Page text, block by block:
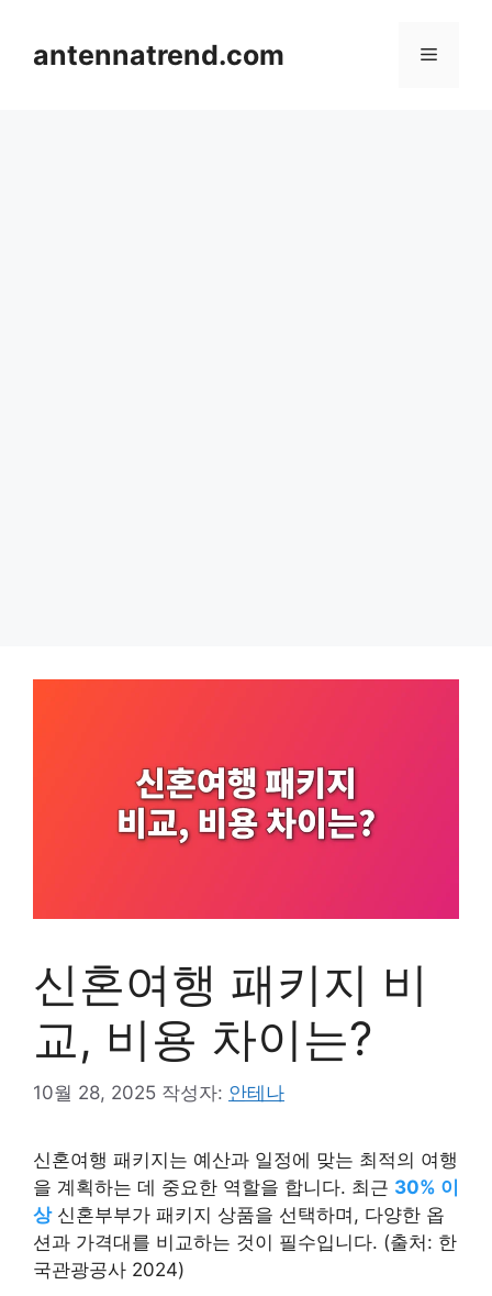
antennatrend.com 메
신혼여행 패키지 비
교, 비용 차이는?
10월 28, 2025 작성자: 안테나
신혼여행 패키지는 예산과 일정에 맞는 최적의 여행
을 계획하는 데 중요한 역할을 합니다. 최근 30% 이
상신혼부부가 패키지 상품을 선택하며, 다양한 옵
션과 가격대를 비교하는 것이 필수입니다. (출처: 한
국관광공사 2024)